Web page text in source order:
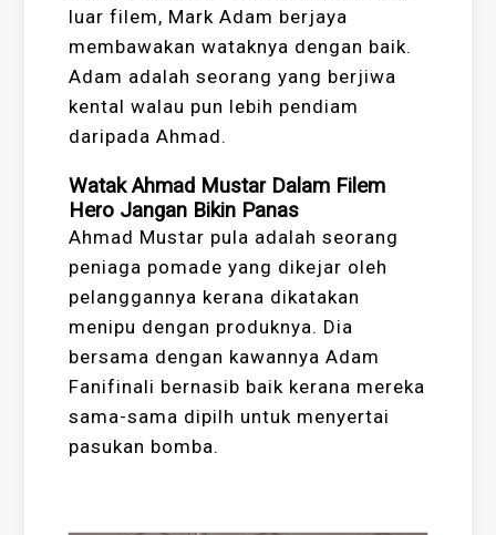
luar filem, Mark Adam berjaya
membawakan wataknya dengan baik.
Adam adalah seorang yang berjiwa
kental walau pun lebih pendiam
daripada Ahmad.
Watak Ahmad Mustar Dalam Filem
Hero Jangan Bikin Panas
Ahmad Mustar pula adalah seorang
peniaga pomade yang dikejar oleh
pelanggannya kerana dikatakan
menipu dengan produknya. Dia
bersama dengan kawannya Adam
Fanifinali bernasib baik kerana mereka
sama-sama dipilh untuk menyertai
pasukan bomba.